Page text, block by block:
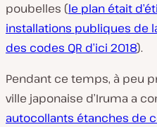
poubelles (le plan était
installations publiques de
des codes QR d’ici 2018).
Pendant ce temps, à peu
ville japonaise d’Iruma a
autocollants étanches de